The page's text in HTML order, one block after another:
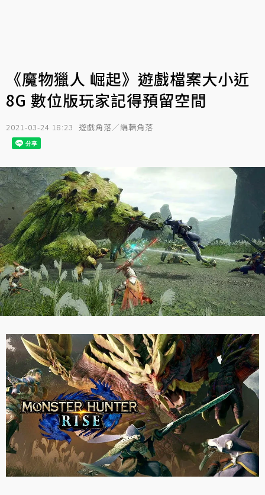
《魔物獵人 崛起》遊戲檔案大小近
8G 數位版玩家記得預留空間
2021-03-24 18:23 遊戲角落／編輯角落